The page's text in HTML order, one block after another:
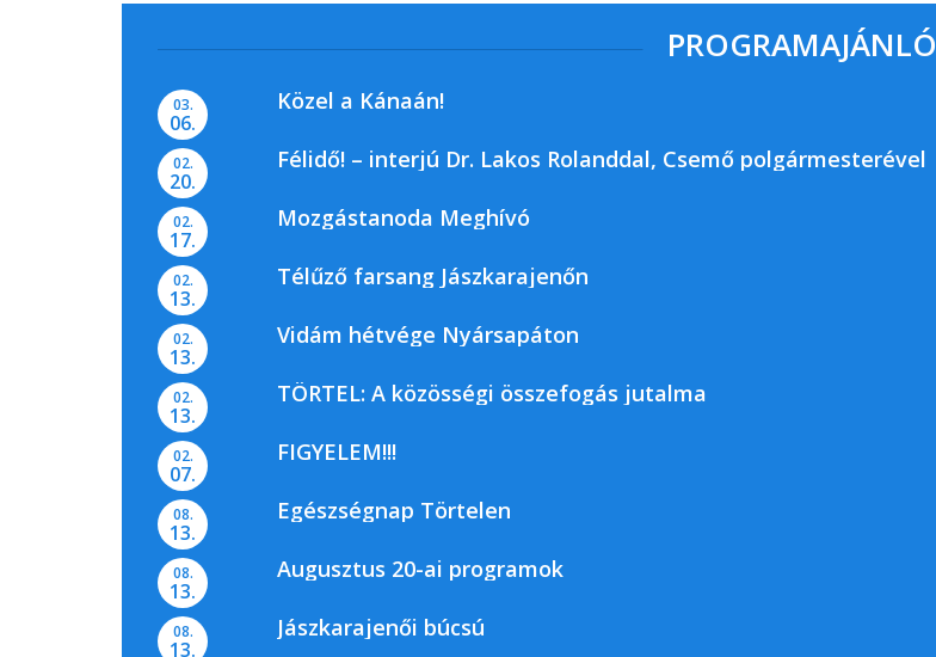
PROGRAMAJÁNLÓ
03.
06.
Közel a Kánaán!
02.
20.
Félidő! – interjú Dr. Lakos Rolanddal, Csemő polgármesterével
02.
17.
Mozgástanoda Meghívó
02.
13.
Télűző farsang Jászkarajenőn
02.
13.
Vidám hétvége Nyársapáton
02.
13.
TÖRTEL: A közösségi összefogás jutalma
02.
07.
FIGYELEM!!!
08.
13.
Egészségnap Törtelen
08.
13.
Augusztus 20-ai programok
08.
13.
Jászkarajenői búcsú